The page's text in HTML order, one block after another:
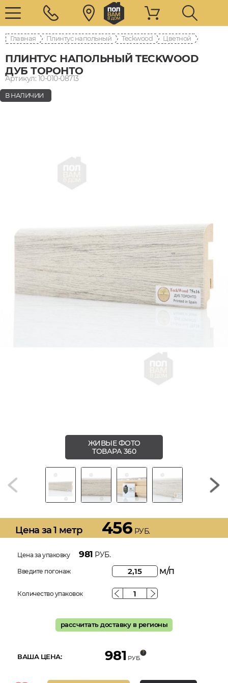
Главная Плинтус напольный Teckwood Цветной
ПЛИНТУС НАПОЛЬНЫЙ TECKWOOD
ДУБ ТОРОНТО
Артикул: 10-010-08713
В НАЛИЧИИ
ЖИВЫЕ ФОТО
ТОВАРА 360
Цена за 1 метр 456 РУБ.
Цена за упаковку 981 РУБ.
Введите погонаж м/п
Количество упаковок
рассчитать доставку в регионы
ВАША ЦЕНА: 981 РУБ.